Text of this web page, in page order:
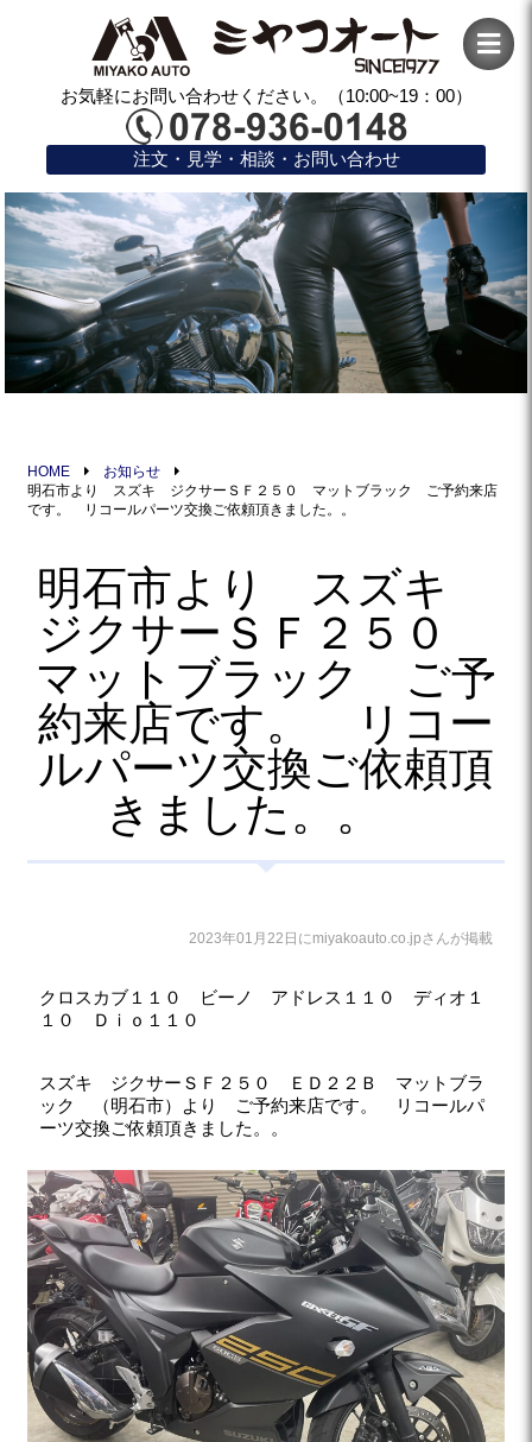
お気軽にお問い合わせください。（10:00~19：00）
注文・見学・相談・お問い合わせ
HOME
お知らせ
明石市より スズキ ジクサーＳＦ２５０ マットブラック ご予約来店
です。 リコールパーツ交換ご依頼頂きました。。
明石市より スズキ
ジクサーＳＦ２５０
マットブラック ご予
約来店です。 リコー
ルパーツ交換ご依頼頂
きました。。
2023年01月22日にmiyakoauto.co.jpさんが掲載
クロスカブ１１０ ビーノ アドレス１１０ ディオ１
１０ Ｄｉｏ１１０
スズキ ジクサーＳＦ２５０ ＥＤ２２Ｂ マットブラ
ック （明石市）より ご予約来店です。 リコールパ
ーツ交換ご依頼頂きました。。